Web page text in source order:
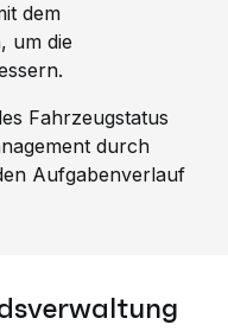
dem
um die
Fahrzeugstatus
durch
Aufgabenverlauf